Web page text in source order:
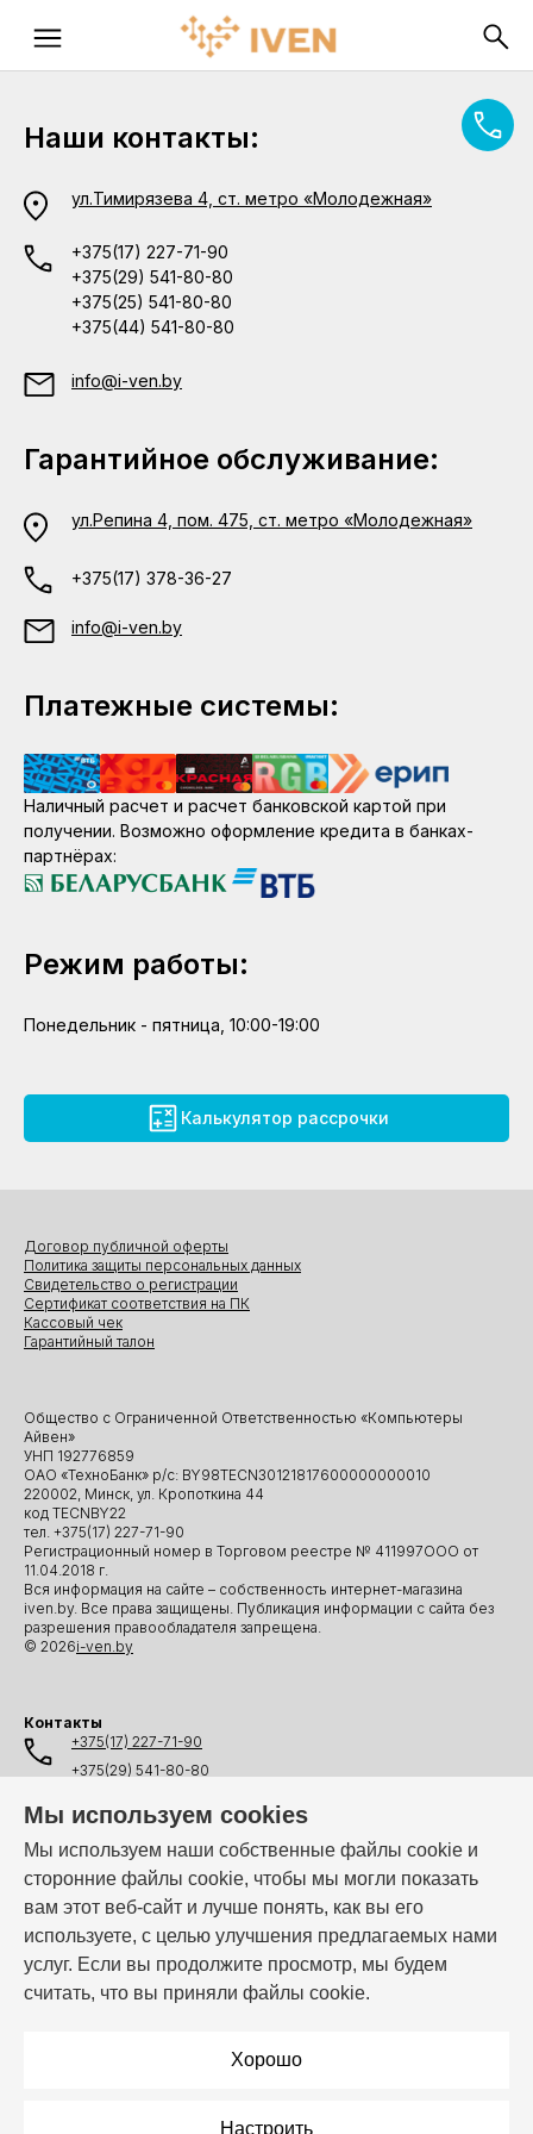
Мы используем cookies
Мы используем наши собственные файлы cookie и
сторонние файлы cookie, чтобы мы могли показать
вам этот веб-сайт и лучше понять, как вы его
используете, с целью улучшения предлагаемых нами
услуг. Если вы продолжите просмотр, мы будем
считать, что вы приняли файлы cookie.
Хорошо
Настроить
Наши контакты:
ул.Тимирязева 4, ст. метро «Молодежная»
+375(17) 227-71-90
+375(29) 541-80-80
+375(25) 541-80-80
+375(44) 541-80-80
info@i-ven.by
Гарантийное обслуживание:
ул.Репина 4, пом. 475, ст. метро «Молодежная»
+375(17) 378-36-27
info@i-ven.by
Платежные системы:
Наличный расчет и расчет банковской картой при
получении. Возможно оформление кредита в банках-
партнёрах:
Режим работы:
Понедельник - пятница, 10:00-19:00
Калькулятор рассрочки
Общество с Ограниченной Ответственностью «Компьютеры
Айвен»
УНП 192776859
ОАО «ТехноБанк» р/с: BY98TECN30121817600000000010
220002, Минск, ул. Кропоткина 44
код TECNBY22
тел. +375(17) 227-71-90
Регистрационный номер в Торговом реестре № 411997ООО от
11.04.2018 г.
Вся информация на сайте – собственность интернет-магазина
iven.by. Все права защищены. Публикация информации с сайта без
разрешения правообладателя запрещена.
© 2026i-ven.by
Договор публичной оферты
Политика защиты персональных данных
Свидетельство о регистрации
Сертификат соответствия на ПК
Кассовый чек
Гарантийный талон
Контакты
+375(17) 227-71-90
+375(29) 541-80-80
+375(44) 541-80-80
info@i-ven.by
Мы в мессенджерах:
Режим работы: Пн–Пт: 10:00 – 19:00